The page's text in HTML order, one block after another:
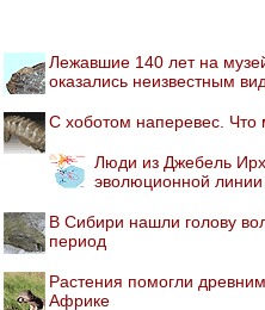
Лежавшие 140 лет на
оказались неизвестным
С хоботом наперевес. Что
Люди из Джебель
эволюционной
В Сибири нашли голову
период
Растения помогли
Африке